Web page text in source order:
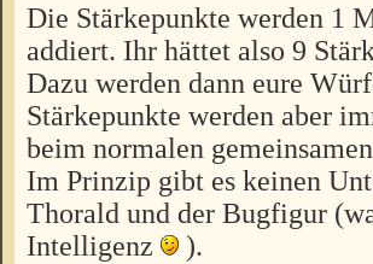
Die Stärkepunkte werden 1
addiert. Ihr hättet also 9
Dazu werden dann eure
Stärkepunkte werden aber
beim normalen
Im Prinzip gibt es keinen
Thorald und der Bugfigur
Intelligenz
).